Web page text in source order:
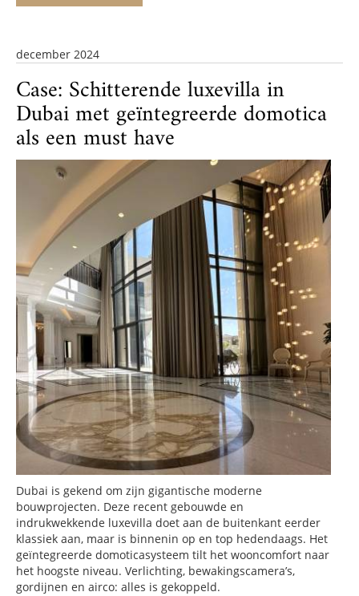
december 2024
Case: Schitterende luxevilla in
Dubai met geïntegreerde domotica
als een must have
Dubai is gekend om zijn gigantische moderne
bouwprojecten. Deze recent gebouwde en
indrukwekkende luxevilla doet aan de buitenkant eerder
klassiek aan, maar is binnenin op en top hedendaags. Het
geïntegreerde domoticasysteem tilt het wooncomfort naar
het hoogste niveau. Verlichting, bewakingscamera’s,
gordijnen en airco: alles is gekoppeld.